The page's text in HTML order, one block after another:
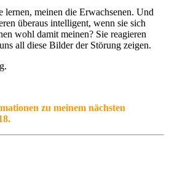
lernen, meinen die Erwachsenen. Und
überaus intelligent, wenn sie sich
wohl damit meinen? Sie reagieren
all diese Bilder der Störung zeigen.
zu meinem nächsten